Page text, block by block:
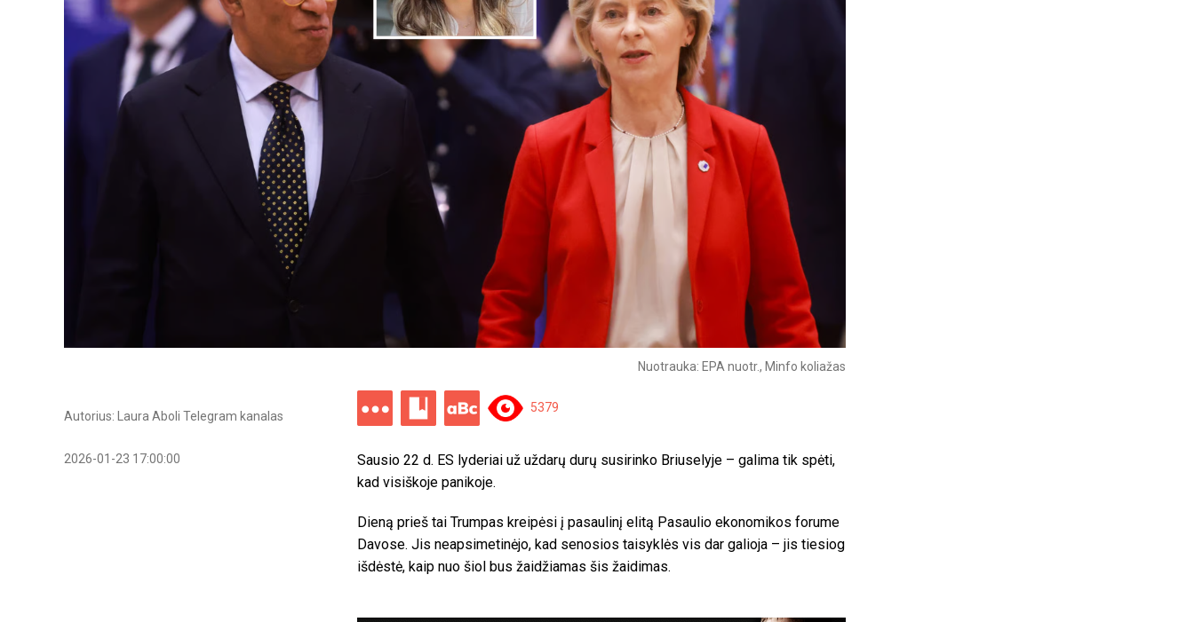
Nuotrauka: EPA nuotr., Minfo koliažas
Autorius: Laura Aboli Telegram kanalas
5379
2026-01-23 17:00:00
Sausio 22 d. ES lyderiai už uždarų durų susirinko Briuselyje – galima tik spėti,
kad visiškoje panikoje.
Dieną prieš tai Trumpas kreipėsi į pasaulinį elitą Pasaulio ekonomikos forume
Davose. Jis neapsimetinėjo, kad senosios taisyklės vis dar galioja – jis tiesiog
išdėstė, kaip nuo šiol bus žaidžiamas šis žaidimas.